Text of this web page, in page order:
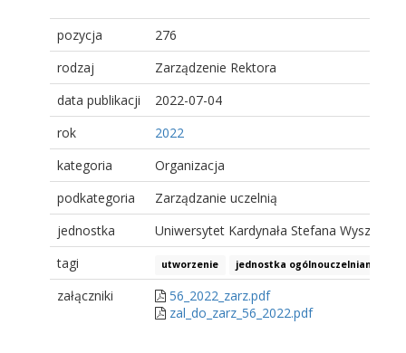
pozycja
276
rodzaj
Zarządzenie Rektora
data publikacji
2022-07-04
rok
2022
kategoria
Organizacja
podkategoria
Zarządzanie uczelnią
jednostka
Uniwersytet Kardynała Stefana
tagi
utworzenie jednostka ogólnouczelniana
załączniki
56_2022_zarz.pdf
zal_do_zarz_56_2022.pdf